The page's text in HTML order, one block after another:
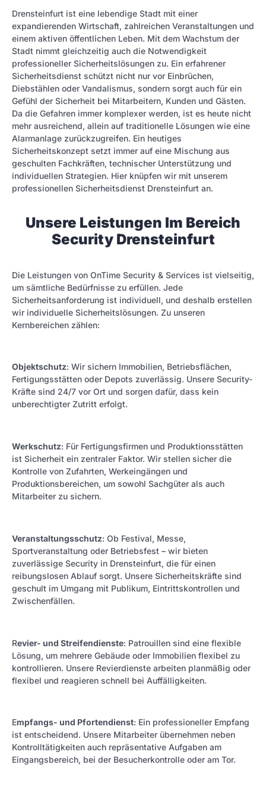
Drensteinfurt ist eine lebendige Stadt mit einer
expandierenden Wirtschaft, zahlreichen Veranstaltungen und
einem aktiven öffentlichen Leben. Mit dem Wachstum der
Stadt nimmt gleichzeitig auch die Notwendigkeit
professioneller Sicherheitslösungen zu. Ein erfahrener
Sicherheitsdienst schützt nicht nur vor Einbrüchen,
Diebstählen oder Vandalismus, sondern sorgt auch für ein
Gefühl der Sicherheit bei Mitarbeitern, Kunden und Gästen.
Da die Gefahren immer komplexer werden, ist es heute nicht
mehr ausreichend, allein auf traditionelle Lösungen wie eine
Alarmanlage zurückzugreifen. Ein heutiges
Sicherheitskonzept setzt immer auf eine Mischung aus
geschulten Fachkräften, technischer Unterstützung und
individuellen Strategien. Hier knüpfen wir mit unserem
professionellen Sicherheitsdienst Drensteinfurt an.
Unsere Leistungen Im Bereich
Security Drensteinfurt
Die Leistungen von OnTime Security & Services ist vielseitig,
um sämtliche Bedürfnisse zu erfüllen. Jede
Sicherheitsanforderung ist individuell, und deshalb erstellen
wir individuelle Sicherheitslösungen. Zu unseren
Kernbereichen zählen:
Objektschutz: Wir sichern Immobilien, Betriebsflächen,
Fertigungsstätten oder Depots zuverlässig. Unsere Security-
Kräfte sind 24/7 vor Ort und sorgen dafür, dass kein
unberechtigter Zutritt erfolgt.
Werkschutz: Für Fertigungsfirmen und Produktionsstätten
ist Sicherheit ein zentraler Faktor. Wir stellen sicher die
Kontrolle von Zufahrten, Werkeingängen und
Produktionsbereichen, um sowohl Sachgüter als auch
Mitarbeiter zu sichern.
Veranstaltungsschutz: Ob Festival, Messe,
Sportveranstaltung oder Betriebsfest – wir bieten
zuverlässige Security in Drensteinfurt, die für einen
reibungslosen Ablauf sorgt. Unsere Sicherheitskräfte sind
geschult im Umgang mit Publikum, Eintrittskontrollen und
Zwischenfällen.
Revier- und Streifendienste: Patrouillen sind eine flexible
Lösung, um mehrere Gebäude oder Immobilien flexibel zu
kontrollieren. Unsere Revierdienste arbeiten planmäßig oder
flexibel und reagieren schnell bei Auffälligkeiten.
Empfangs- und Pfortendienst: Ein professioneller Empfang
ist entscheidend. Unsere Mitarbeiter übernehmen neben
Kontrolltätigkeiten auch repräsentative Aufgaben am
Eingangsbereich, bei der Besucherkontrolle oder am Tor.